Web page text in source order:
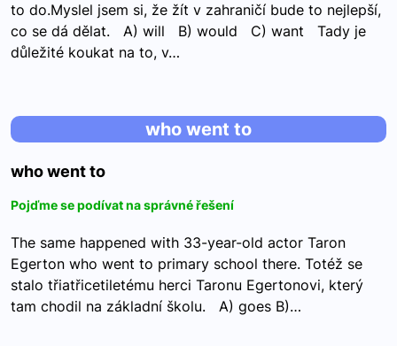
to do.Myslel jsem si, že žít v zahraničí bude to nejlepší,
co se dá dělat. A) will B) would C) want Tady je
důležité koukat na to, v…
who went to
who went to
Pojďme se podívat na správné řešení
The same happened with 33-year-old actor Taron
Egerton who went to primary school there. Totéž se
stalo třiatřicetiletému herci Taronu Egertonovi, který
tam chodil na základní školu. A) goes B)…